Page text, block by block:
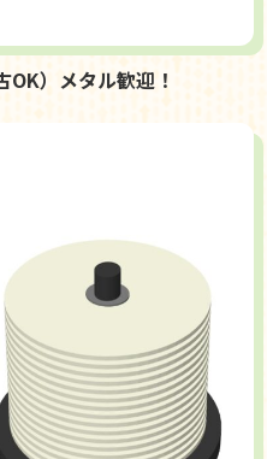
OK）メタル歓迎！